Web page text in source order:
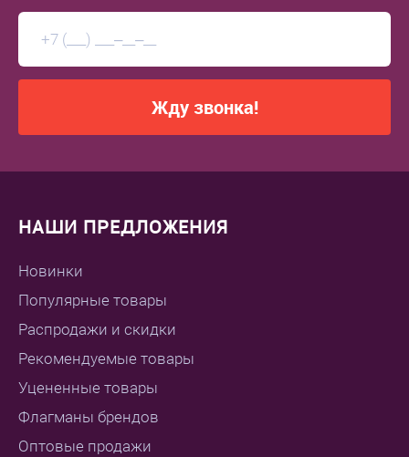
Жду звонка!
НАШИ ПРЕДЛОЖЕНИЯ
Новинки
Популярные товары
Распродажи и скидки
Рекомендуемые товары
Уцененные товары
Флагманы брендов
Оптовые продажи